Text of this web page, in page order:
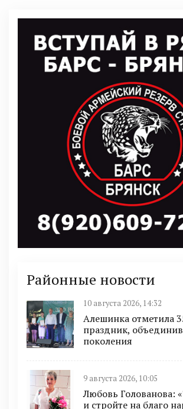
Районные новости
10 августа 2026, 14:32
Алешинка отметила
праздник,
поколения
9 августа 2026, 10:05
Любовь Голованова:
и стройте на благо